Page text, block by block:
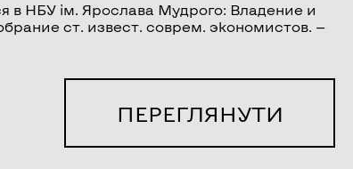
в НБУ ім. Ярослава Мудрого: Владение и
ст. извест. соврем. экономистов. —
ПЕРЕГЛЯНУТИ